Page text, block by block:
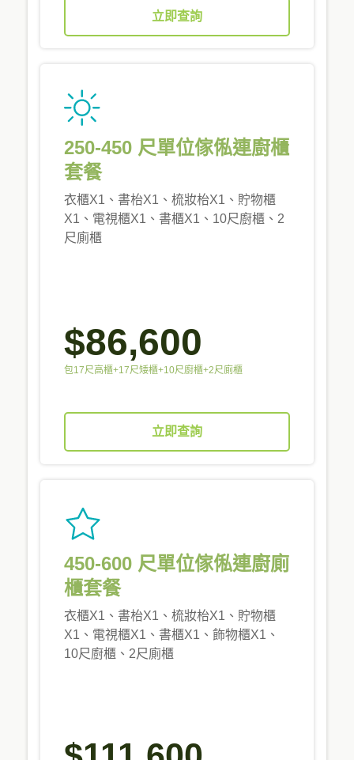
立即查詢
250-450 尺單位傢俬連廚櫃
套餐
衣櫃X1、書枱X1、梳妝枱X1、貯物櫃
X1、電視櫃X1、書櫃X1、10尺廚櫃、2
尺廁櫃
$86,600
包17尺高櫃+17尺矮櫃+10尺廚櫃+2尺廁櫃
立即查詢
450-600 尺單位傢俬連廚廁
櫃套餐
衣櫃X1、書枱X1、梳妝枱X1、貯物櫃
X1、電視櫃X1、書櫃X1、飾物櫃X1、
10尺廚櫃、2尺廁櫃